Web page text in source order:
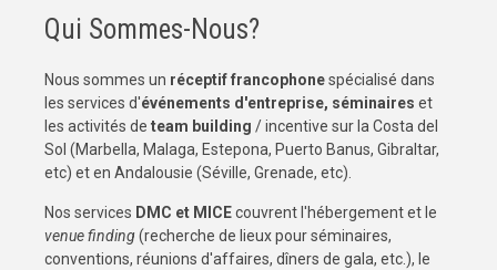
Qui Sommes-Nous?
Nous sommes un réceptif francophonespécialisé dans
les services d'événements d'entreprise, séminaires et
les activités de team building / incentive sur la Costa del
Sol (Marbella, Malaga, Estepona, Puerto Banus, Gibraltar,
etc) et en Andalousie (Séville, Grenade, etc).
Nos services DMC et MICEcouvrent l'hébergement et le
venue finding(recherche de lieux pour séminaires,
conventions, réunions d'affaires, dîners de gala, etc.), le